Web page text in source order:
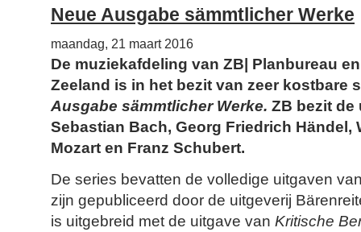
Neue Ausgabe sämmtlicher Werke
maandag, 21 maart 2016
De muziekafdeling van ZB| Planbureau
Zeeland is in het bezit van zeer kostbare
Ausgabe sämmtlicher Werke. ZB bezit
Sebastian Bach, Georg Friedrich Händel,
Mozart en Franz Schubert.
De series bevatten de volledige uitgaven
zijn gepubliceerd door de uitgeverij
is uitgebreid met de uitgave van Kritische